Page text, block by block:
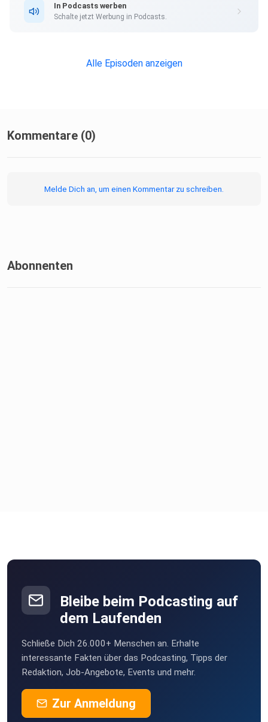
In Podcasts werben
Schalte jetzt Werbung in Podcasts.
Alle Episoden anzeigen
Kommentare (0)
Melde Dich an, um einen Kommentar zu schreiben.
Abonnenten
Bleibe beim Podcasting auf
dem Laufenden
Schließe Dich 26.000+ Menschen an. Erhalte
interessante Fakten über das Podcasting, Tipps der
Redaktion, Job-Angebote, Events und mehr.
Zur Anmeldung